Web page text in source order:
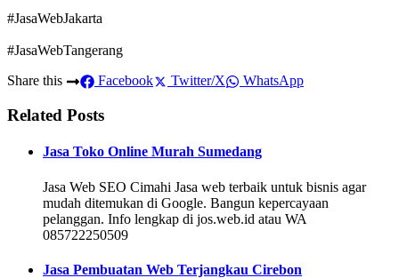
#JasaWebJakarta
#JasaWebTangerang
Share this
Facebook Twitter/X WhatsApp
Related Posts
Jasa Toko Online Murah Sumedang
Jasa Web SEO Cimahi Jasa web terbaik untuk bisnis agar
mudah ditemukan di Google. Bangun kepercayaan
pelanggan. Info lengkap di jos.web.id atau WA
085722250509
Jasa Pembuatan Web Terjangkau Cirebon